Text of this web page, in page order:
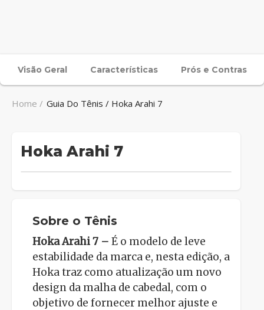
Visão Geral Características Prós e Contras
Home / Guia Do Tênis / Hoka Arahi 7
Hoka Arahi 7
Sobre o Tênis
Hoka Arahi 7 – É o modelo de leve
estabilidade da marca e, nesta edição, a
Hoka traz como atualização um novo
design da malha de cabedal, com o
objetivo de fornecer melhor ajuste e